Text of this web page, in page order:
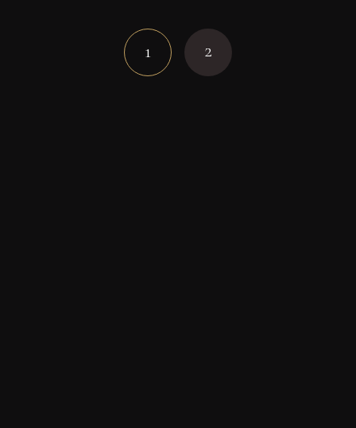
1 2